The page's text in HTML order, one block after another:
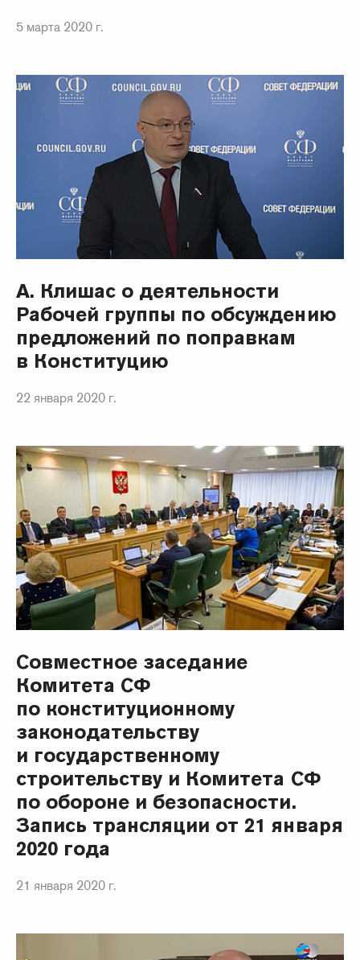
5 марта 2020 г.
А. Клишас о деятельности
Рабочей группы по обсуждению
предложений по поправкам
в Конституцию
22 января 2020 г.
Совместное заседание
Комитета СФ
по конституционному
законодательству
и государственному
строительству и Комитета СФ
по обороне и безопасности.
Запись трансляции от 21 января
2020 года
21 января 2020 г.